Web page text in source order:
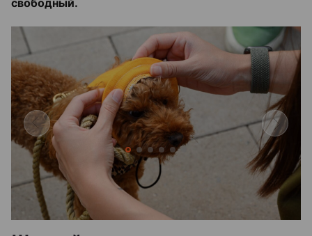
свободный.